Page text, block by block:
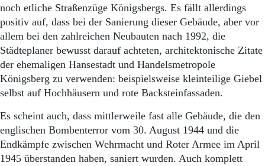
noch etliche Straßenzüge Königsbergs. Es fällt allerdings
positiv auf, dass bei der Sanierung dieser Gebäude, aber vor
allem bei den zahlreichen Neubauten nach 1992, die
Städteplaner bewusst darauf achteten, architektonische Zitate
der ehemaligen Hansestadt und Handelsmetropole
Königsberg zu verwenden: beispielsweise kleinteilige Giebel
selbst auf Hochhäusern und rote Backsteinfassaden.
Es scheint auch, dass mittlerweile fast alle Gebäude, die den
englischen Bombenterror vom 30. August 1944 und die
Endkämpfe zwischen Wehrmacht und Roter Armee im April
1945 überstanden haben, saniert wurden. Auch komplett